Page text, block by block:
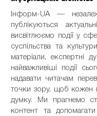
Інформ-UA —
публікуються
висвітлюємо події у
суспільства та
матеріали, експертні
найважливіші події
надавати читачам
точки зору, щоб кожен
думку. Ми прагнемо
контент та